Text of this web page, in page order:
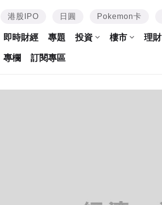
港股IPO 日圓 Pokemon卡
即時財經 專題 投資 樓市 理財
專欄 訂閱專區